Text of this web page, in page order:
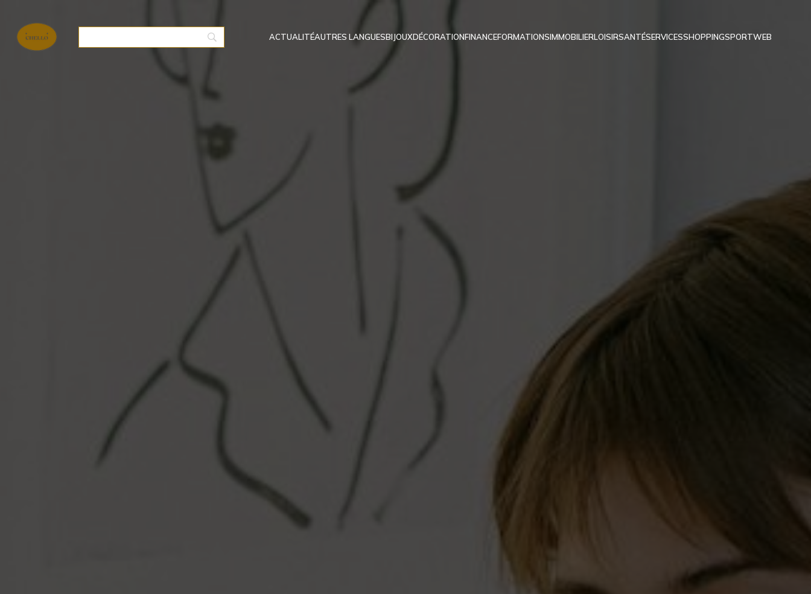
ACTUALITÉAUTRES LANGUESBIJOUXDÉCORATIONFINANCEFORMATIONSIMMOBILIERLOISIRSANTÉSERVICESSHOPPINGSPORTWEB